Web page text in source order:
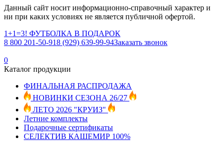
Данный сайт носит информационно-справочный характер и
ни при каких условиях не является публичной офертой.
1+1=3! ФУТБОЛКА В ПОДАРОК
8 800 201-50-918 (929) 639-99-94Заказать звонок
0
Каталог продукции
ФИНАЛЬНАЯ РАСПРОДАЖА
НОВИНКИ СЕЗОНА 26/27
ЛЕТО 2026 "КРУИЗ"
Летние комплекты
Подарочные сертификаты
СЕЛЕКТИВ КАШЕМИР 100%